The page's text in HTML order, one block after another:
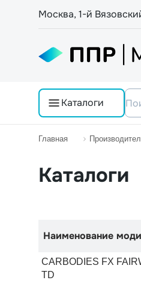
Москва, 1-й
Каталоги
Главная
Каталоги
Наименование
CARBODIES FX
TD